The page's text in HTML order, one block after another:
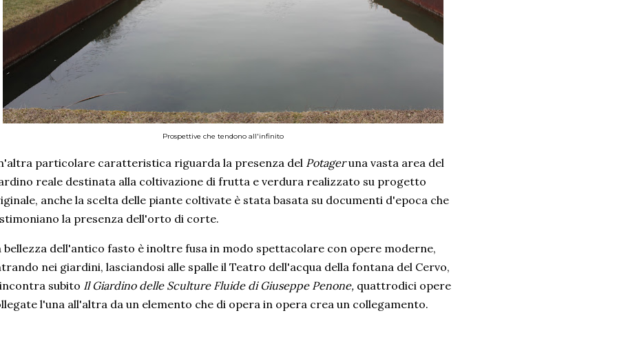
Prospettive che tendono all'infinito
particolare caratteristica riguarda la presenza del Potageruna vasta area del
reale destinata alla coltivazione di frutta e verdura realizzato su progetto
anche la scelta delle piante coltivate è stata basata su documenti d'epoca che
la presenza dell'orto di corte.
bellezza dell'antico fasto è inoltre fusa in modo spettacolare con opere moderne,
nei giardini, lasciandosi alle spalle il Teatro dell'acqua della fontana del Cervo,
subito Il Giardino delle Sculture Fluide di Giuseppe Penone, quattrodici opere
l'una all'altra da un elemento che di opera in opera crea un collegamento.